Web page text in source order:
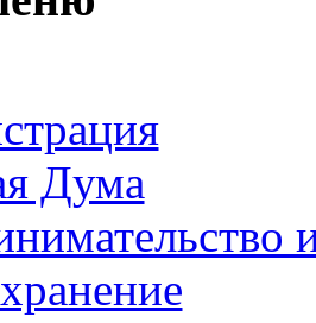
Дума